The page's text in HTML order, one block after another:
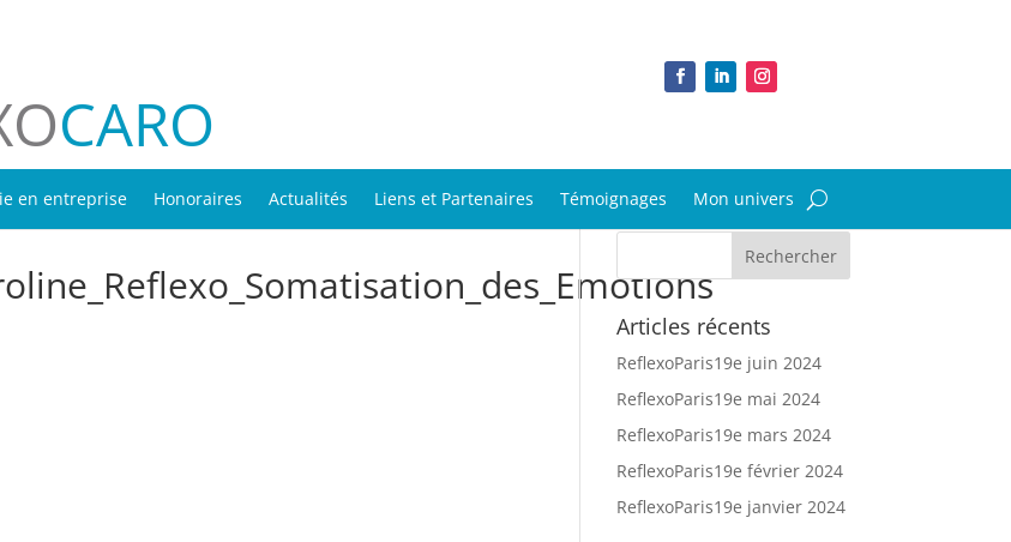
CARO
en entreprise Honoraires Actualités Liens et Partenaires Témoignages Mon univers
Articles récents
ReflexoParis19e juin 2024
ReflexoParis19e mai 2024
ReflexoParis19e mars 2024
ReflexoParis19e février 2024
ReflexoParis19e janvier 2024